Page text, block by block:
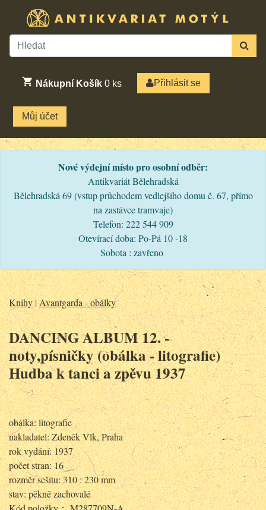
Nákupní Košík 0 ks Přihlásit se
Můj účet
Nové výdejní místo pro osobní odběr:
Antikvariát Bělehradská
Bělehradská 69 (vstup průchodem vedlejšího domu č. 67, přímo
na zastávce tramvaje)
Telefon: 222 544 909
Otevírací doba: Po-Pá 10 -18
Sobota : zavřeno
Knihy|Avantgarda - obálky
DANCING ALBUM 12. -
noty,písničky (obálka - litografie)
Hudba k tanci a zpěvu 1937
obálka: litografie
nakladatel: Zdeněk Vlk, Praha
rok vydání: 1937
počet stran: 16
rozměr sešitu: 310 : 230 mm
stav: pěkně zachovalé